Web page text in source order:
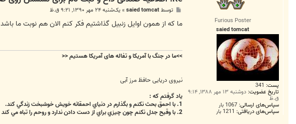
m
m
a
d
1
9
8
Furious Poster
saied tomcat
پست: 341
تاریخ عضویت: دوشنبه ۱۳ مهر ۱۳۸۸, ۹:۱۴
ق.ظ
سپاس‌های ارسالی: 1067 بار
سپاس‌های دریافتی: 1211 بار
ت
توسطsaied tomcat
» یک‌شنبه ۲۴ مهر ۱۳۹۰, ۹:۲۱ ق.ظ
ما که از همون اوایل زنبیل گذاشتیم فکر کنم الان هم نوبت ما باشد
>>ما در جنگ با آمریکا و تفاله های آمریکا هستیم<<
نیروی دریایی حافظ مرز آبی
ياد گرفتم که :
1. با احمق بحث نکنم و بگذارم در دنياي احمقانه خويش خوشبخت زندگي کند.
2. با وقيح جدل نکنم چون چيزي براي از دست دادن ندارد و روحم را تباه مي کند